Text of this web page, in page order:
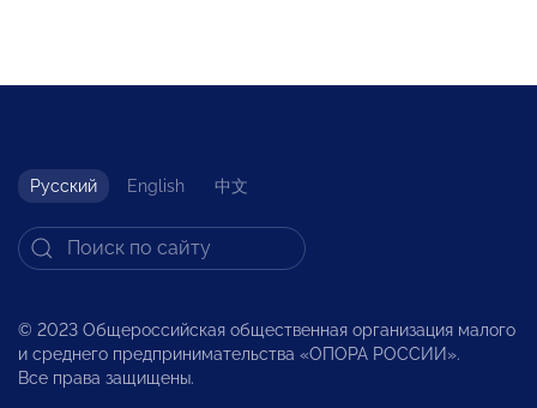
Русский English 中文
© 2023 Общероссийская общественная организация малого
и среднего предпринимательства «ОПОРА РОССИИ».
Все права защищены.